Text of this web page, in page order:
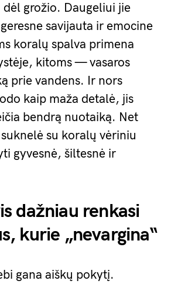
dėl grožio. Daugeliui jie
savijauta ir emocine
koralų spalva primena
kitoms — vasaros
prie vandens. Ir nors
kaip maža detalė, jis
bendrą nuotaiką. Net
su koralų vėriniu
gyvesnė, šiltesnė ir
dažniau renkasi
kurie „nevargina“
gana aiškų pokytį.